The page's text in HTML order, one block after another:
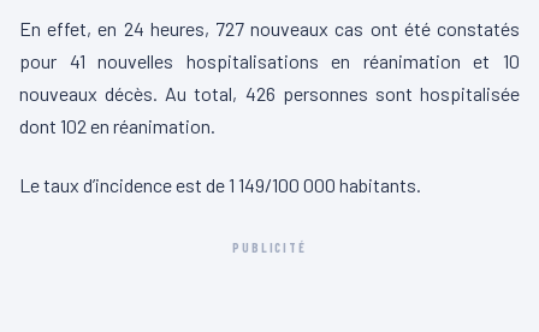
En effet, en 24 heures, 727 nouveaux cas ont été constatés
pour 41 nouvelles hospitalisations en réanimation et 10
nouveaux décès. Au total, 426 personnes sont hospitalisée
dont 102 en réanimation.
Le taux d’incidence est de 1 149/100 000 habitants.
PUBLICITÉ